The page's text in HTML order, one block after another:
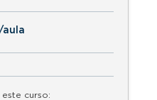
aula
curso: